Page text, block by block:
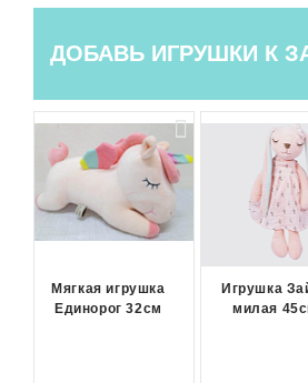
ДОБАВЬ ИГРУШКИ К
Мягкая игрушка
Единорог 32см
Игрушка
милая